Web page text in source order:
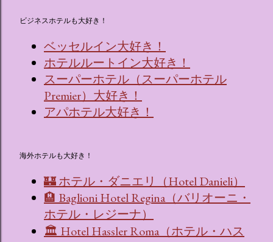
ビジネスホテルも大好き！
ベッセルイン大好き！
ホテルルートイン大好き！
スーパーホテル（スーパーホテル
Premier）大好き！
アパホテル大好き！
海外ホテルも大好き！
🏰 ホテル・ダニエリ（Hotel Danieli）
🏨 Baglioni Hotel Regina（バリオーニ・
ホテル・レジーナ）
🏛 Hotel Hassler Roma（ホテル・ハス